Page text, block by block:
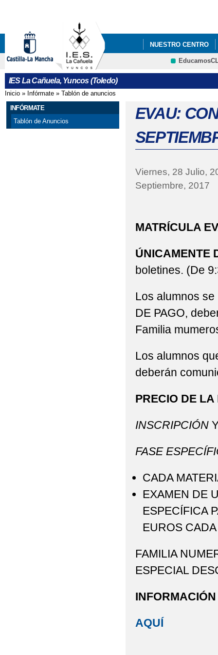
NUESTRO CENTRO
CURSO 1516:
CURSO 1617:
CURSO 22_23:
CURSO 1617:
PROGRAMA ORIENTA
IES La Cañuela, Yuncos (Toledo)
Se encuentra usted aquí
Inicio » Infórmate » Tablón de anuncios
INFÓRMATE
Tablón de Anuncios
EVAU:
Viernes, 28 Julio,
Septiembre, 2017
MATRÍCULA
ÚNICAMENTE
boletines. (De
Los alumnos
DE PAGO,
Familia
Los alumnos
deberán
PRECIO DE
INSCRIPCIÓN
FASE
CADA
EXAMEN DE
ESPECÍFICA
EUROS
FAMILIA
ESPECIAL
AQUÍ